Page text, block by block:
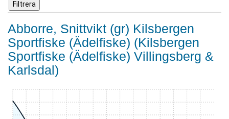
Abborre, Snittvikt (gr) Kilsbergen
Sportfiske (Ädelfiske) (Kilsbergen
Sportfiske (Ädelfiske) Villingsberg &
Karlsdal)